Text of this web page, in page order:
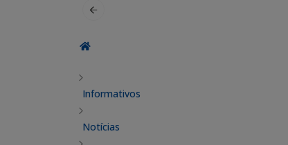
Informativos
Notícias